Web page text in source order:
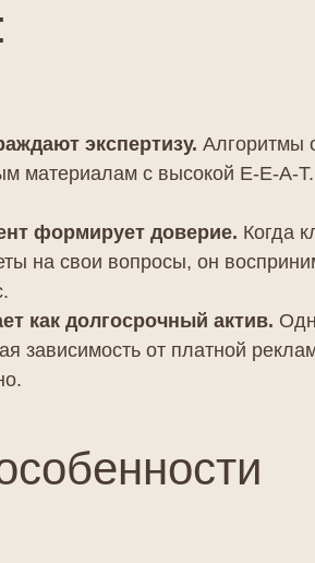
экспертизу. Алгоритмы
материалам с высокой E-E-A-
формирует доверие. Когда
на свои вопросы, он
как долгосрочный актив.
зависимость от платной